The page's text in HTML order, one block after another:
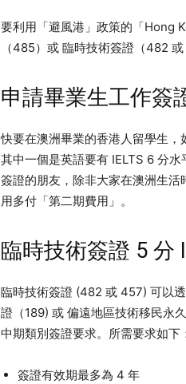
要利用「避風港」政策的「Hong
（485）或 臨時技術簽證（482 或
申請畢業生工作簽
快要在澳洲畢業的香港人留學生
其中一個是英語要有 IELTS 6 分
簽證的朋友，除非大家在澳洲生
用多付「第二期費用」。
臨時技術簽證 5 分
臨時技術簽證 (482 或 457) 可以
證（189) 或 偏遠地區技術移民永
中期類別簽證要求。所需要求如下
簽證有效期最多為 4 年